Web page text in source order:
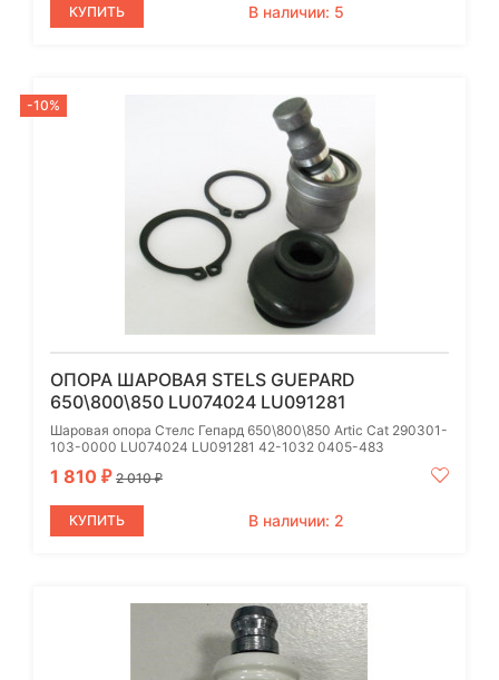
КУПИТЬ В наличии: 5
-10%
ОПОРА ШАРОВАЯ STELS GUEPARD
650\800\850 LU074024 LU091281
Шаровая опора Стелс Гепард 650\800\850 Artic Cat 290301-
103-0000 LU074024 LU091281 42-1032 0405-483
1 810 ₽ 2 010₽
КУПИТЬ В наличии: 2